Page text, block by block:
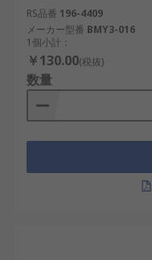
RS品番 196-4409
メーカー型番 BMY3-016
1個小計：
￥130.00(税抜)
数量